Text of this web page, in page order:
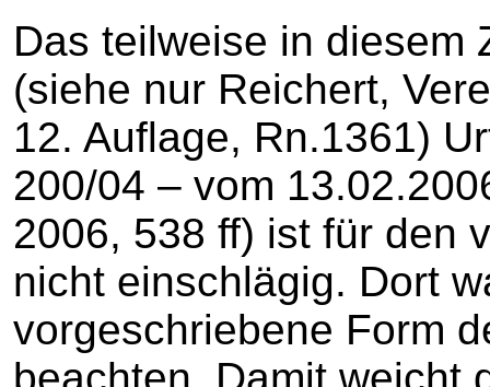
Das teilweise in diesem
(siehe nur Reichert,
12. Auflage, Rn.1361)
200/04 – vom
2006, 538 ff) ist für den
nicht einschlägig. Dort
vorgeschriebene Form
beachten. Damit weicht